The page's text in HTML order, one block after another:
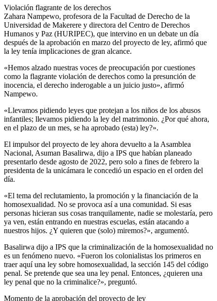
Violación flagrante de los derechos
Zahara Nampewo, profesora de la Facultad de Derecho de la
Universidad de Makerere y directora del Centro de Derechos
Humanos y Paz (HURIPEC), que intervino en un debate un día
después de la aprobación en marzo del proyecto de ley, afirmó que
la ley tenía implicaciones de gran alcance.
«Hemos alzado nuestras voces de preocupación por cuestiones
como la flagrante violación de derechos como la presunción de
inocencia, el derecho inderogable a un juicio justo», afirmó
Nampewo.
«Llevamos pidiendo leyes que protejan a los niños de los abusos
infantiles; llevamos pidiendo la ley del matrimonio. ¿Por qué ahora,
en el plazo de un mes, se ha aprobado (esta) ley?».
El impulsor del proyecto de ley ahora devuelto a la Asamblea
Nacional, Asuman Basalirwa, dijo a IPS que habían planeado
presentarlo desde agosto de 2022, pero solo a fines de febrero la
presidenta de la unicámara le concedió un espacio en el orden del
día.
«El tema del reclutamiento, la promoción y la financiación de la
homosexualidad. No se provoca así a una comunidad. Si esas
personas hicieran sus cosas tranquilamente, nadie se molestaría, pero
ya ven, están entrando en nuestras escuelas, están atacando a
nuestros hijos. ¿Y quieren que (solo) miremos?», argumentó.
Basalirwa dijo a IPS que la criminalización de la homosexualidad no
es un fenómeno nuevo. «Fueron los colonialistas los primeros en
traer aquí una ley sobre homosexualidad, la sección 145 del código
penal. Se pretende que sea una ley penal. Entonces, ¿quieren una
ley penal que no la criminalice?», preguntó.
Momento de la aprobación del proyecto de ley